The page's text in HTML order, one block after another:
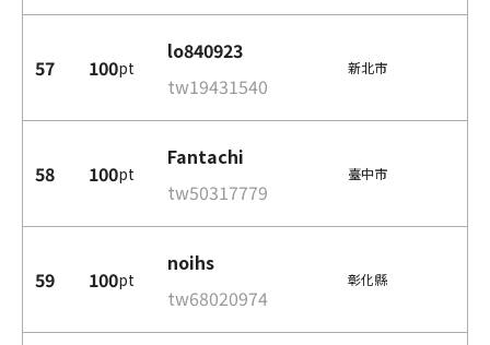
57 100pt
lo840923
tw19431540
新北市
58 100pt
Fantachi
tw50317779
臺中市
59 100pt
noihs
tw68020974
彰化縣